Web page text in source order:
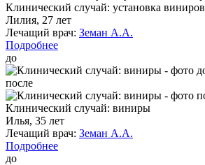
Клинический случай: установка виниров
Лилия, 27 лет
Лечащий врач: Земан А.А.
Подробнее
до
после
Клинический случай: виниры
Илья, 35 лет
Лечащий врач: Земан А.А.
Подробнее
до